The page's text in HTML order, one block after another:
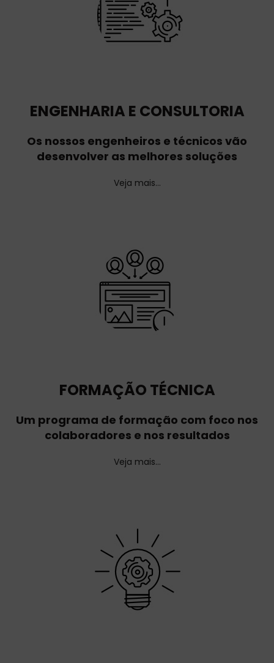
ENGENHARIA E CONSULTORIA
Os nossos engenheiros e técnicos vão
desenvolver as melhores soluções
Veja mais…
FORMAÇÃO TÉCNICA
Um programa de formação com foco nos
colaboradores e nos resultados
Veja mais…